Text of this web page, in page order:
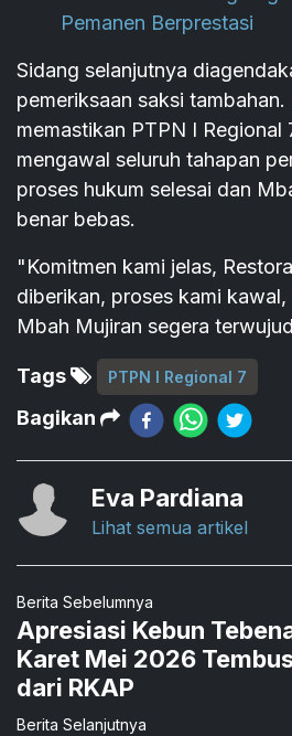
Pemanen Berprestasi
Sidang selanjutnya
pemeriksaan saksi tambahan.
memastikan PTPN I Regional
mengawal seluruh tahapan
proses hukum selesai dan
benar bebas.
"Komitmen kami jelas,
diberikan, proses kami
Mbah Mujiran segera
Tags PTPN I Regional 7
Bagikan
Eva Pardiana
Lihat semua artikel
Berita Sebelumnya
Apresiasi Kebun
Karet Mei 2026
dari RKAP
Berita Selanjutnya